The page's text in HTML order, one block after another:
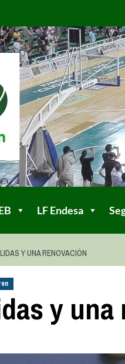
LF Endesa
Y UNA RENOVACIÓN
y